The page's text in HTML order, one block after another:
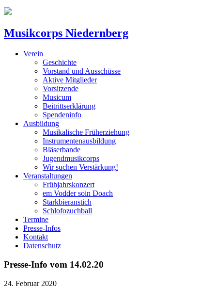
Musikcorps Niedernberg
Verein
Geschichte
Vorstand und Ausschüsse
Aktive Mitglieder
Vorsitzende
Musicum
Beitrittserklärung
Spendeninfo
Ausbildung
Musikalische Früherziehung
Instrumentenausbildung
Bläserbande
Jugendmusikcorps
Wir suchen Verstärkung!
Veranstaltungen
Frühjahrskonzert
em Vodder soin Doach
Starkbieranstich
Schlofozuchball
Termine
Presse-Infos
Kontakt
Datenschutz
Presse-Info vom 14.02.20
24. Februar 2020